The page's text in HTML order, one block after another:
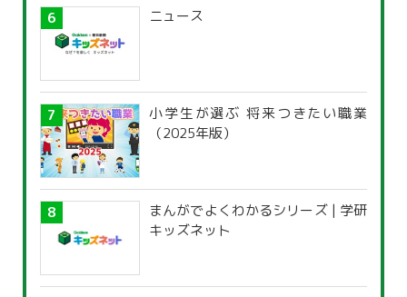
ニュース
小学生が選ぶ 将来つきたい職業
（2025年版）
まんがでよくわかるシリーズ | 学研
キッズネット